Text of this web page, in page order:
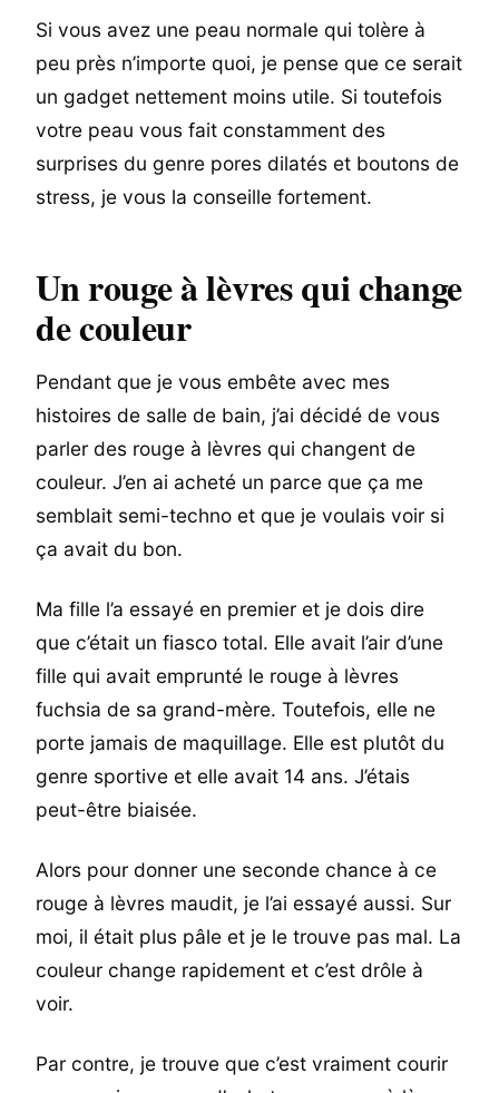
Si vous avez une peau normale qui tolère à
peu près n’importe quoi, je pense que ce serait
un gadget nettement moins utile. Si toutefois
votre peau vous fait constamment des
surprises du genre pores dilatés et boutons de
stress, je vous la conseille fortement.
Un rouge à lèvres qui change
de couleur
Pendant que je vous embête avec mes
histoires de salle de bain, j’ai décidé de vous
parler des rouge à lèvres qui changent de
couleur. J’en ai acheté un parce que ça me
semblait semi-techno et que je voulais voir si
ça avait du bon.
Ma fille l’a essayé en premier et je dois dire
que c’était un fiasco total. Elle avait l’air d’une
fille qui avait emprunté le rouge à lèvres
fuchsia de sa grand-mère. Toutefois, elle ne
porte jamais de maquillage. Elle est plutôt du
genre sportive et elle avait 14 ans. J’étais
peut-être biaisée.
Alors pour donner une seconde chance à ce
rouge à lèvres maudit, je l’ai essayé aussi. Sur
moi, il était plus pâle et je le trouve pas mal. La
couleur change rapidement et c’est drôle à
voir.
Par contre, je trouve que c’est vraiment courir